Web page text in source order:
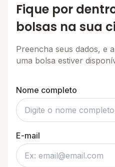
Fique por
bolsas na sua
Preencha seus dados, e
uma bolsa estiver
Nome completo
E-mail